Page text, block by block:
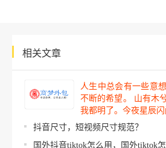
相关文章
人生中总会有一些意
不断的希望。 山有木
我都明了。今夜星辰
抖音尺寸，短视频尺寸规范？
国外抖音tiktok怎么用，国外tiktok怎